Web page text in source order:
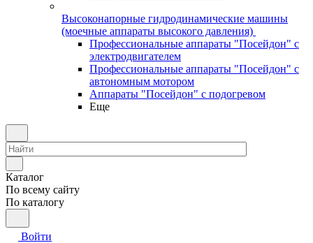
Высоконапорные гидродинамические машины
(моечные аппараты высокого давления)
Профессиональные аппараты "Посейдон" с
электродвигателем
Профессиональные аппараты "Посейдон" с
автономным мотором
Аппараты "Посейдон" с подогревом
Еще
Каталог
По всему сайту
По каталогу
Войти